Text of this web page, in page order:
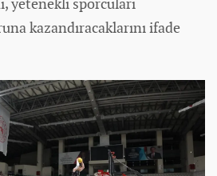
kazandıracaklarını ifade